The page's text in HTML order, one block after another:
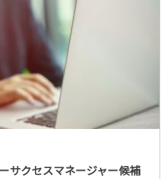
サクセスマネージャー候補